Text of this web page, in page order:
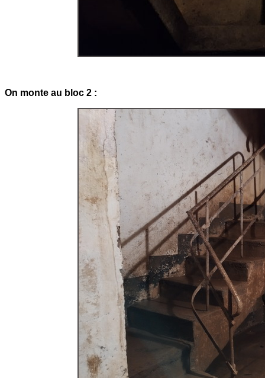
On monte au bloc 2 :